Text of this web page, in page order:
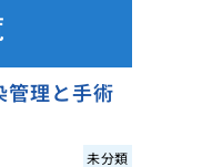
管理と手術
未分類